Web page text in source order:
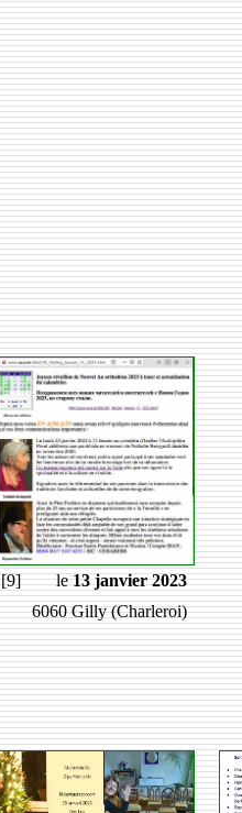
[9] le13 janvier 2023
6060 Gilly (Charleroi)